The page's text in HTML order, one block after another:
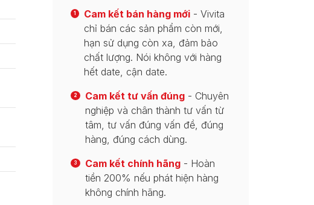
1 Cam kết bán hàng mới - Vivita
chỉ bán các sản phẩm còn mới,
hạn sử dụng còn xa, đảm bảo
chất lượng. Nói không với hàng
hết date, cận date.
2 Cam kết tư vấn đúng - Chuyên
nghiệp và chân thành tư vấn từ
tâm, tư vấn đúng vấn đề, đúng
hàng, đúng cách dùng.
3 Cam kết chính hãng - Hoàn
tiền 200% nếu phát hiện hàng
không chính hãng.